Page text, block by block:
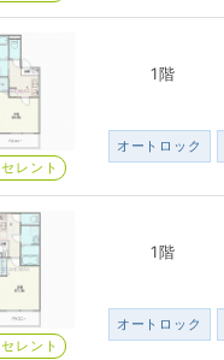
レント
1階
オートロック
レント
1階
オートロック